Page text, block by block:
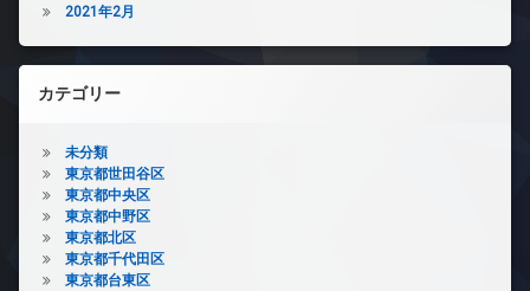
2021年2月
カテゴリー
未分類
東京都世田谷区
東京都中央区
東京都中野区
東京都北区
東京都千代田区
東京都台東区